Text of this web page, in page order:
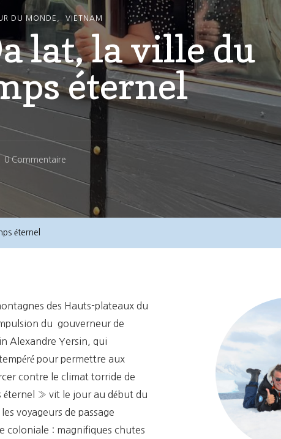
DU MONDE VIETNAM
lat, la ville du
éternel
0 CommentaireSur
Jour
Da
La
Printemps
éternel
des Hauts-plateaux du
du gouverneur de
Alexandre Yersin, qui
pour permettre aux
contre le climat torride de
éternel » vit le jour au début du
voyageurs de passage
coloniale : magnifiques chutes